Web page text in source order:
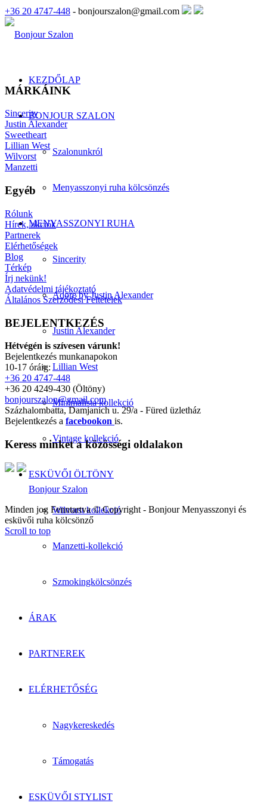
+36 20 4747-448 - bonjourszalon@gmail.com
KEZDŐLAP
BONJOUR SZALON
Szalonunkról
Menyasszonyi ruha kölcsönzés
MENYASSZONYI RUHA
Sincerity
Adore by Justin Alexander
Justin Alexander
Lillian West
Minimalista kollekció
Vintage kollekció
ESKÜVŐI ÖLTÖNY
Wilvorst kollekció
Manzetti-kollekció
Szmokingkölcsönzés
ÁRAK
PARTNEREK
ELÉRHETŐSÉG
Nagykereskedés
Támogatás
ESKÜVŐI STYLIST
MÁRKÁINK
Sincerity
Justin Alexander
Sweetheart
Lillian West
Wilvorst
Manzetti
Egyéb
Rólunk
Hírek, akciók
Partnerek
Elérhetőségek
Blog
Térkép
Írj nekünk!
Adatvédelmi tájékoztató
Általános Szerződési Feltételek
BEJELENTKEZÉS
Hétvégén is szívesen várunk!
Bejelentkezés munkanapokon
10-17 óráig:
+36 20 4747-448
+36 20 4249-430 (Öltöny)
bonjourszalon@gmail.com
Százhalombatta, Damjanich u. 29/a - Füred üzletház
Bejelentkezés a facebookon is.
Keress minket a közösségi oldalakon
Bonjour Szalon
Minden jog Fenntartva © Copyright - Bonjour Menyasszonyi és
esküvői ruha kölcsönző
Scroll to top